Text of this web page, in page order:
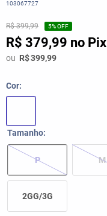
103067727
R$ 399,99 5% OFF
R$ 379,99 no Pix
ou R$399,99
Cor
Tamanho
2GG/3G
M
P